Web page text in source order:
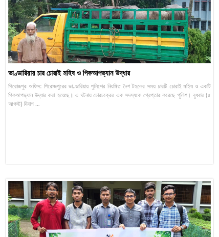
ভাণ্ডারিয়ায় চার চোরাই মহিষ ও পিকআপভ্যান উদ্ধার
পিরোজপুর অফিস: পিরোজপুরের ভাণ্ডারিয়ায় পুলিশের নিয়মিত নৈশ টহলের সময় চারটি চোরাই মহিষ ও একটি
পিকআপভ্যান উদ্ধার করা হয়েছে। এ ঘটনায় চোরচক্রের এক সদস্যকে গ্রেপ্তার করেছে পুলিশ। বুধবার (৫
আগস্ট) দিবাগ ...